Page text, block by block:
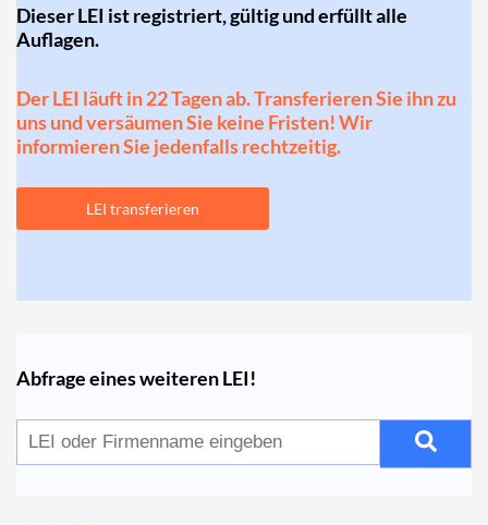
Dieser LEI ist registriert, gültig und erfüllt alle
Auflagen.
Der LEI läuft in 22 Tagen ab. Transferieren Sie ihn zu
uns und versäumen Sie keine Fristen! Wir
informieren Sie jedenfalls rechtzeitig.
LEI transferieren
Abfrage eines weiteren LEI!